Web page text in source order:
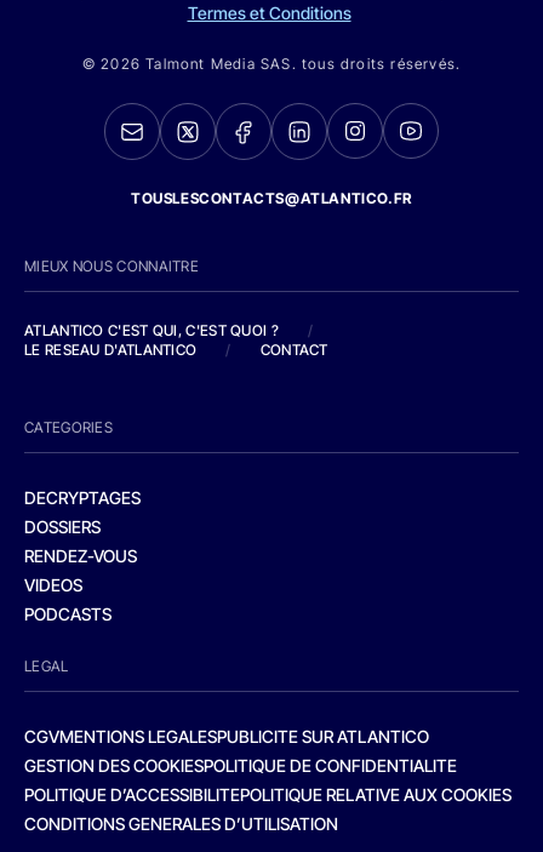
Termes et Conditions
© 2026 Talmont Media SAS. tous droits réservés.
TOUSLESCONTACTS@ATLANTICO.FR
MIEUX NOUS CONNAITRE
ATLANTICO C'EST QUI, C'EST QUOI ?
/
LE RESEAU D'ATLANTICO
/ CONTACT
CATEGORIES
DECRYPTAGES
DOSSIERS
RENDEZ-VOUS
VIDEOS
PODCASTS
LEGAL
CGVMENTIONS LEGALESPUBLICITE SUR ATLANTICO
GESTION DES COOKIESPOLITIQUE DE CONFIDENTIALITE
POLITIQUE D’ACCESSIBILITEPOLITIQUE RELATIVE AUX COOKIES
CONDITIONS GENERALES D’UTILISATION